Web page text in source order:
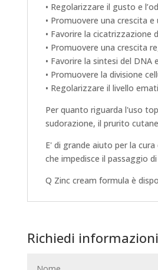
• Regolarizzare il gusto e
• Promuovere una crescita
• Favorire la cicatrizzazione
• Promuovere una crescita
• Favorire la sintesi del DNA
• Promuovere la divisione
• Regolarizzare il livello
Per quanto riguarda l'uso
sudorazione, il prurito
E' di grande aiuto per la
che impedisce il passaggio
Q Zinc cream formula è
Richiedi